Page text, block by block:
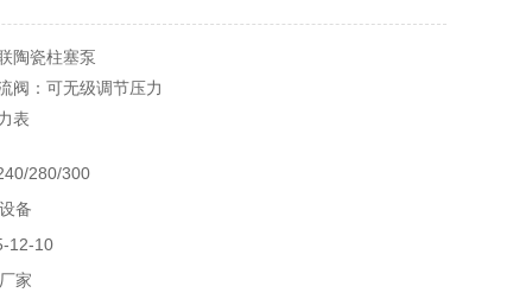
陶瓷柱塞泵
阀：可无级调节压力
表
280/300
备
12-10
家